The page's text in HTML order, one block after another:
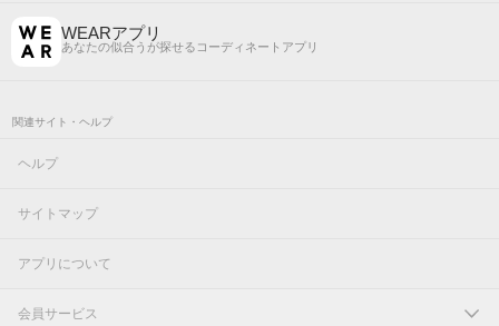
WEARアプリ
あなたの似合うが探せるコーディネートアプリ
関連サイト・ヘルプ
ヘルプ
サイトマップ
アプリについて
会員サービス